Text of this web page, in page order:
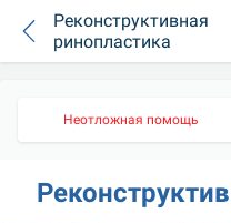
Реконструктивная
ринопластика
Неотложная помощь